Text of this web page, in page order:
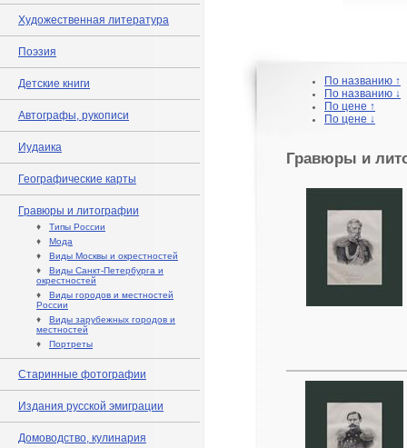
Художественная литература
Поэзия
Детские книги
Автографы, рукописи
Иудаика
Географические карты
Гравюры и литографии
♦ Типы России
♦ Мода
♦ Виды Москвы и окрестностей
♦ Виды Санкт-Петербурга и
окрестностей
♦ Виды городов и местностей
России
♦ Виды зарубежных городов и
местностей
♦ Портреты
Старинные фотографии
Издания русской эмиграции
Домоводство, кулинария
По названию ↑
По названию ↓
По цене ↑
По цене ↓
Гравюры и